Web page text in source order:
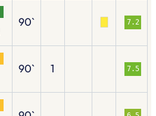
90` 7.2
90` 1 7.5